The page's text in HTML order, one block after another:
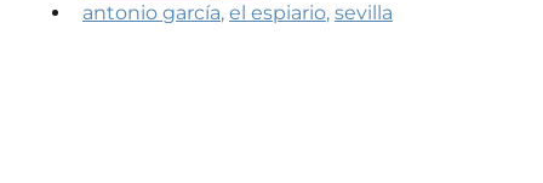
antonio garcía, el espiario, sevilla